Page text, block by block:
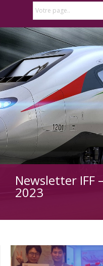
Votre page..
Newsletter IFF
2023